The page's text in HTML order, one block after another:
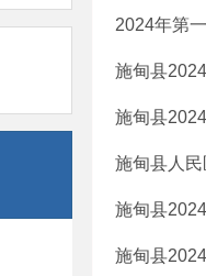
2024年第
施甸县
施甸县
施甸县人
施甸县
施甸县